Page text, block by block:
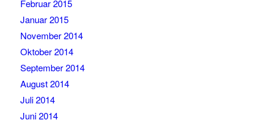
Februar 2015
Januar 2015
November 2014
Oktober 2014
September 2014
August 2014
Juli 2014
Juni 2014